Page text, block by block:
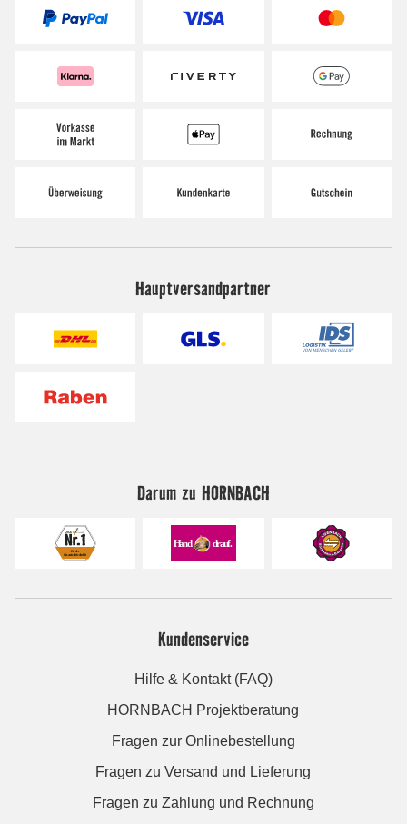
Hauptversandpartner
Darum zu HORNBACH
Kundenservice
Hilfe & Kontakt (FAQ)
HORNBACH Projektberatung
Fragen zur Onlinebestellung
Fragen zu Versand und Lieferung
Fragen zu Zahlung und Rechnung